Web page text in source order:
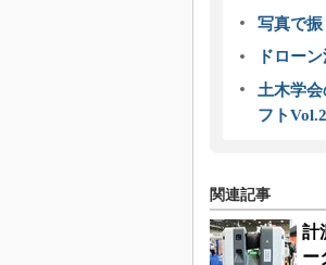
写真で
ドロー
土木学
フトVol.2
関連記事
計
ー